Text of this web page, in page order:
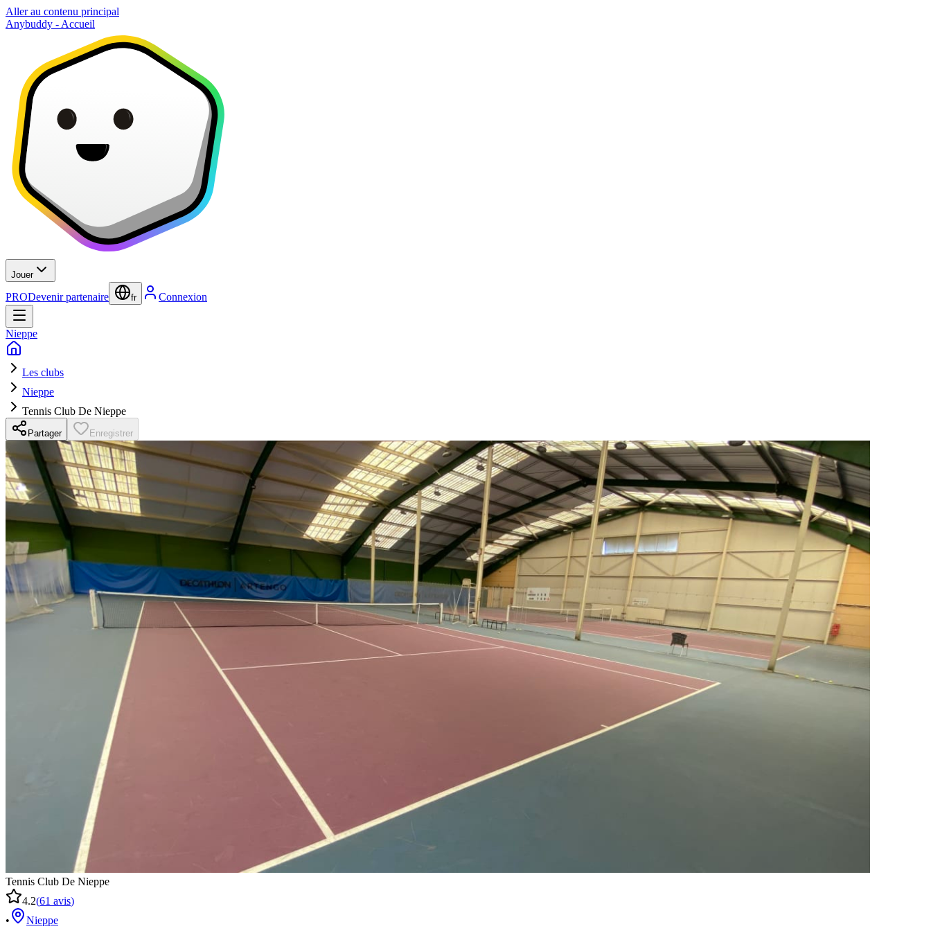
Aller au contenu principal
Anybuddy - Accueil
Jouer
PRODevenir partenaire fr Connexion
Nieppe
Les clubs
Nieppe
Tennis Club De Nieppe
Partager Enregistrer
Tennis Club De Nieppe
4.2(61 avis)
•
Nieppe